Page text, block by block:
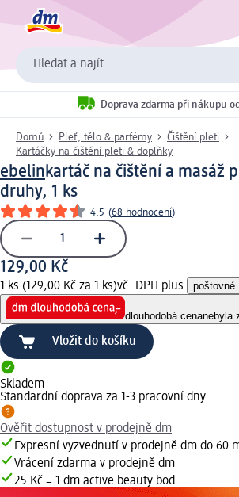
Hledat a najít
Doprava zdarma při nákupu
Domů Pleť, tělo & parfémy
Čištění pleti
Kartáčky na čištění pleti & doplňky
ebelinkartáč na čištění a masáž
druhy, 1 ks
4.5 (68 hodnocení)
129,00 Kč
1 ks (129,00 Kč za 1 ks)vč. DPH plus poštovné
dlouhodobá cenanebyla
Vložit do košíku
Skladem
Standardní doprava za 1-3 pracovní dny
Ověřit dostupnost v prodejně dm
Expresní vyzvednutí v prodejně dm do 60
Vrácení zdarma v prodejně dm
25 Kč = 1 dm active beauty bod